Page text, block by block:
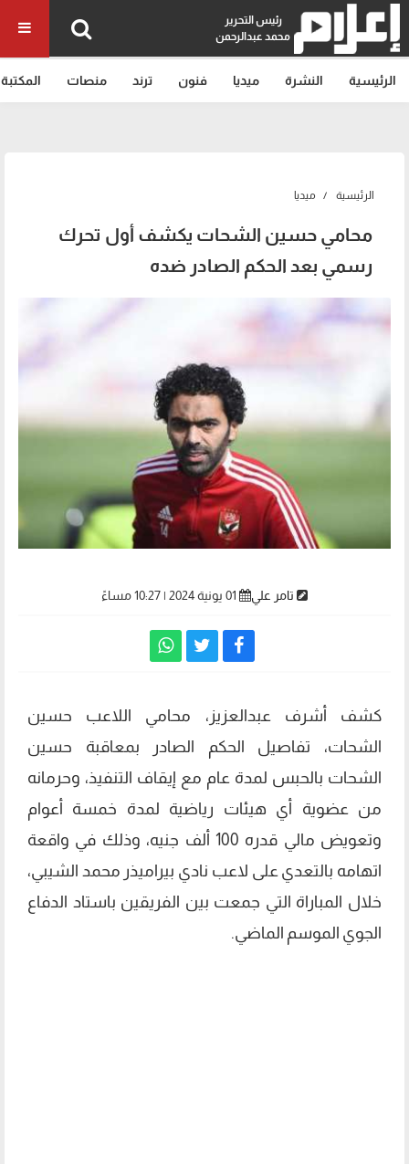
رئيس التحرير
محمد عبدالرحمن
الرئيسية النشرة ميديا فنون ترند منصات المكتبة
الرئيسية ميديا
محامي حسين الشحات يكشف أول تحرك
رسمي بعد الحكم الصادر ضده
تامر علي
كشف أشرف عبدالعزيز، محامي اللاعب حسين
الشحات، تفاصيل الحكم الصادر بمعاقبة حسين
الشحات بالحبس لمدة عام مع إيقاف التنفيذ، وحرمانه
من عضوية أي هيئات رياضية لمدة خمسة أعوام
وتعويض مالي قدره 100 ألف جنيه، وذلك في واقعة
اتهامه بالتعدي على لاعب نادي بيراميذر محمد الشيبي،
خلال المباراة التي جمعت بين الفريقين باستاد الدفاع
الجوي الموسم الماضي.